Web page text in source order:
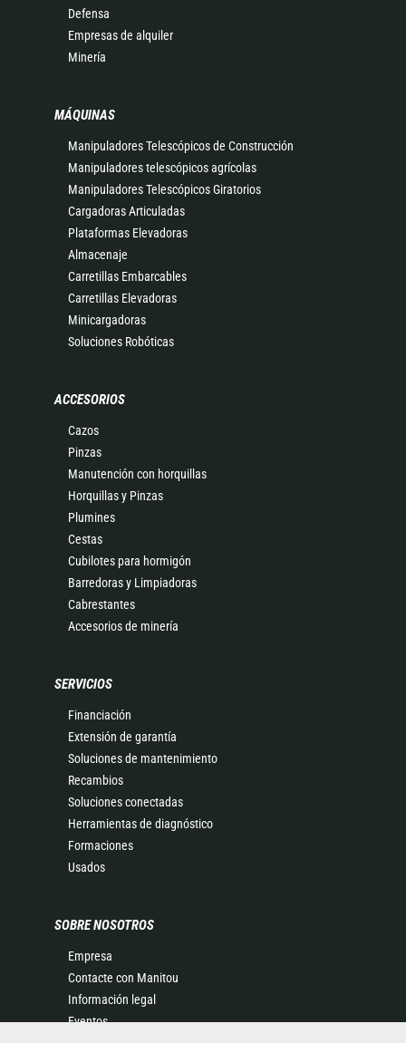
Defensa
Empresas de alquiler
Minería
MÁQUINAS
Manipuladores Telescópicos de Construcción
Manipuladores telescópicos agrícolas
Manipuladores Telescópicos Giratorios
Cargadoras Articuladas
Plataformas Elevadoras
Almacenaje
Carretillas Embarcables
Carretillas Elevadoras
Minicargadoras
Soluciones Robóticas
ACCESORIOS
Cazos
Pinzas
Manutención con horquillas
Horquillas y Pinzas
Plumines
Cestas
Cubilotes para hormigón
Barredoras y Limpiadoras
Cabrestantes
Accesorios de minería
SERVICIOS
Financiación
Extensión de garantía
Soluciones de mantenimiento
Recambios
Soluciones conectadas
Herramientas de diagnóstico
Formaciones
Usados
SOBRE NOSOTROS
Empresa
Contacte con Manitou
Información legal
Eventos